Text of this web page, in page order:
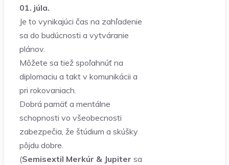
01. júla.
Je to vynikajúci čas na zahľadenie
sa do budúcnosti a vytváranie
plánov.
Môžete sa tiež spoľahnúť na
diplomaciu a takt v komunikácii a
pri rokovaniach.
Dobrá pamäť a mentálne
schopnosti vo všeobecnosti
zabezpečia, že štúdium a skúšky
pôjdu dobre.
(Semisextil Merkúr & Jupiter sa